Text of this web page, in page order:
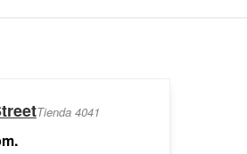
Tienda 4041